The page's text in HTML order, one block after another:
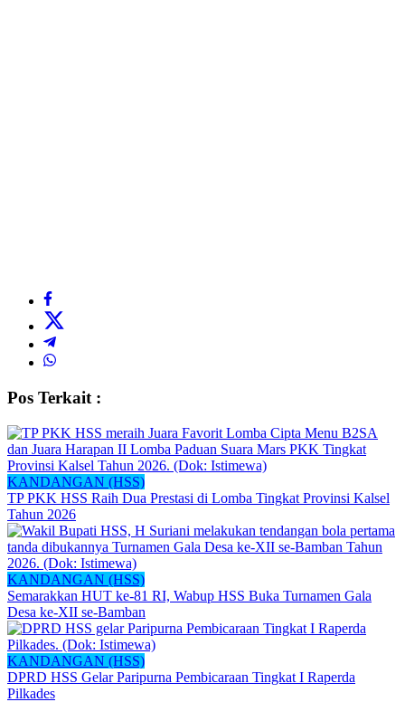
Pos Terkait :
KANDANGAN (HSS)
TP PKK HSS Raih Dua Prestasi di Lomba Tingkat Provinsi Kalsel
Tahun 2026
KANDANGAN (HSS)
Semarakkan HUT ke-81 RI, Wabup HSS Buka Turnamen Gala
Desa ke-XII se-Bamban
KANDANGAN (HSS)
DPRD HSS Gelar Paripurna Pembicaraan Tingkat I Raperda
Pilkades